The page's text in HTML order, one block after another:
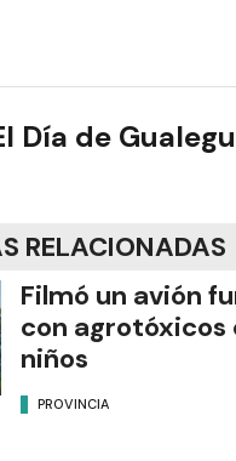
Día de
RELACIONADAS
Filmó un avión
con agrotóxicos
niños
PROVINCIA